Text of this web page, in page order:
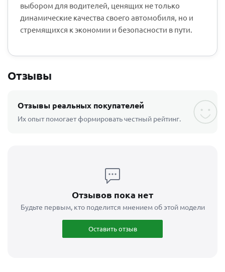
выбором для водителей, ценящих не только
динамические качества своего автомобиля, но и
стремящихся к экономии и безопасности в пути.
Отзывы
Отзывы реальных покупателей
Их опыт помогает формировать честный рейтинг.
Отзывов пока нет
Будьте первым, кто поделится мнением об этой модели
Оставить отзыв